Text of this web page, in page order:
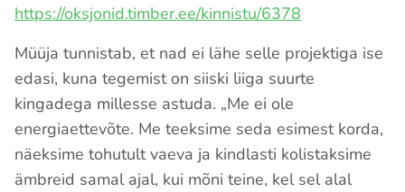
https://oksjonid.timber.ee/kinnistu/6378
Müüja tunnistab, et nad ei lähe selle projektiga ise
edasi, kuna tegemist on siiski liiga suurte
kingadega millesse astuda. „Me ei ole
energiaettevõte. Me teeksime seda esimest korda,
näeksime tohutult vaeva ja kindlasti kolistaksime
ämbreid samal ajal, kui mõni teine, kel sel alal